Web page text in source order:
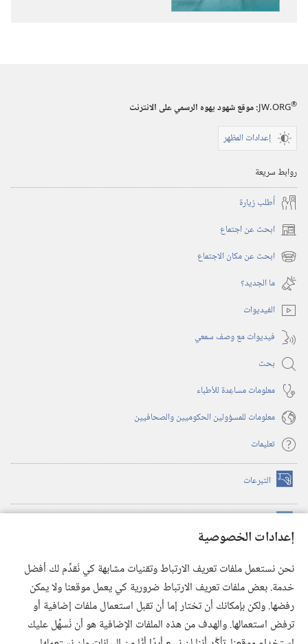
إعدادات الخصوصية
نحن نستعمل ملفات تعريف الارتباط وتقنيات مشابهة كي نُقدِّم لك أفضل
خدمة. بعض ملفات تعريف الارتباط ضرورية كي يعمل موقعنا ولا يمكن
رفضها. ولكن بإمكانك أن تختار إما أن تقبل استعمال ملفات إضافية أو
ترفض استعمالها. والهدف من هذه الملفات الإضافية هو أن نُسهِّل عليك
JW.ORG®
:‏ موقع شهود يهوه الرسمي على الانترنت
إعدادات المظهر
روابط سريعة
أُطلب زيارة
ابحث عن اجتماع (يفتح
نافذة ابحث عن مكان الاجتماع (يفتح
نافذة
جديدة)
ما الجديد؟‏
الفيديوات
فيديوات مع وصف سمعي
بحث
معلومات مساعِدة للأطباء
معلومات للمسؤولين الحكوميين والصحافيين
تعليمات
التبرعات (يفتح
نافذة
(يفتح
نافذة
(يفتح
نافذة
جديدة) تطبيق ®
JW Library
مكتبة برج المراقبة